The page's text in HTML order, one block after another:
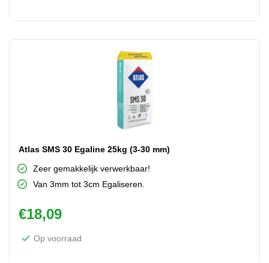
Atlas SMS 30 Egaline 25kg (3-30 mm)
Zeer gemakkelijk verwerkbaar!
Van 3mm tot 3cm Egaliseren.
€18,09
Op voorraad